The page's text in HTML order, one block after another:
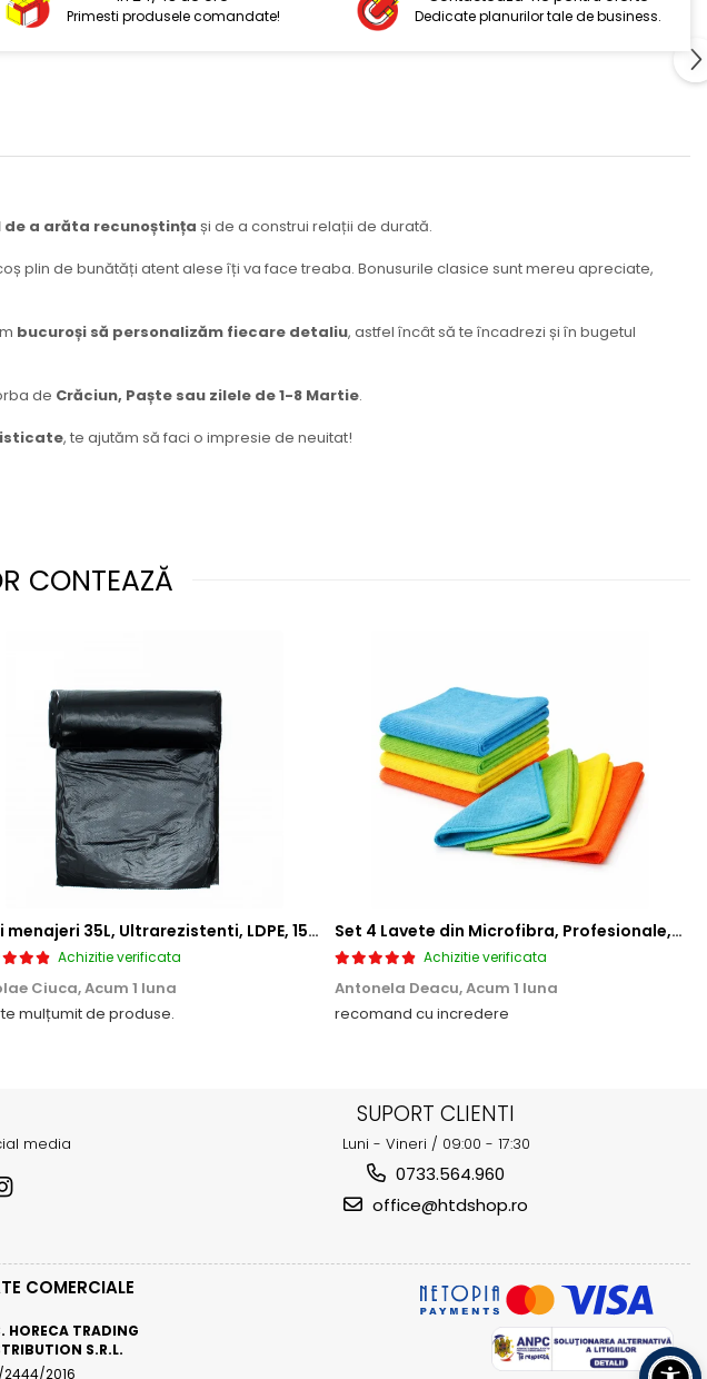
Primesti produsele comandate! Dedicate planurilor tale de business.
de a arăta recunoștința și de a construi relații de durată.
plin de bunătăți atent alese îți va face treaba. Bonusurile clasice sunt mereu apreciate,
bucuroși să personalizăm fiecare detaliu, astfel încât să te încadrezi și în bugetul
de Crăciun, Paște sau zilele de 1-8 Martie.
, te ajutăm să faci o impresie de neuitat!
CONTEAZĂ
Saci menajeri 35L, Ultrarezistenti, LDPE, 15 buc/rola
Achizitie verificata
Ciuca,Acum 1 luna
mulțumit de produse.
Set 4 Lavete din Microfibra, Profesionale, 4 culori, 30x30cm
Achizitie verificata
Antonela Deacu,Acum 1 luna
recomand cu incredere
media
SUPORT CLIENTI
Luni - Vineri / 09:00 - 17:30
0733.564.960
office@htdshop.ro
COMERCIALE
HORECA TRADING
S.R.L.
2016